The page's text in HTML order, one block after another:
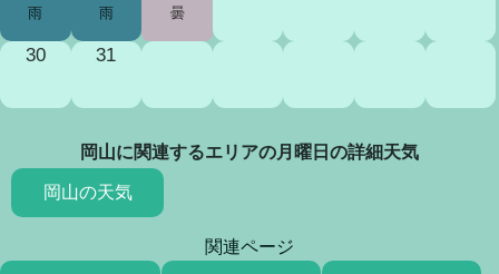
雨 雨 曇
30 31
岡山に関連するエリアの月曜日の詳細天気
岡山の天気
関連ページ